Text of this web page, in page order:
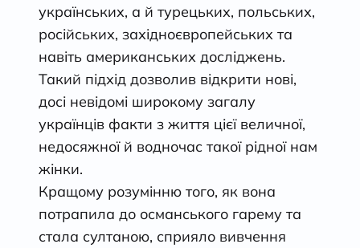
українських, а й турецьких, польських,
російських, західноєвропейських та
навіть американських досліджень.
Такий підхід дозволив відкрити нові,
досі невідомі широкому загалу
українців факти з життя цієї величної,
недосяжної й водночас такої рідної нам
жінки.
Кращому розумінню того, як вона
потрапила до османського гарему та
стала султаною, сприяло вивчення